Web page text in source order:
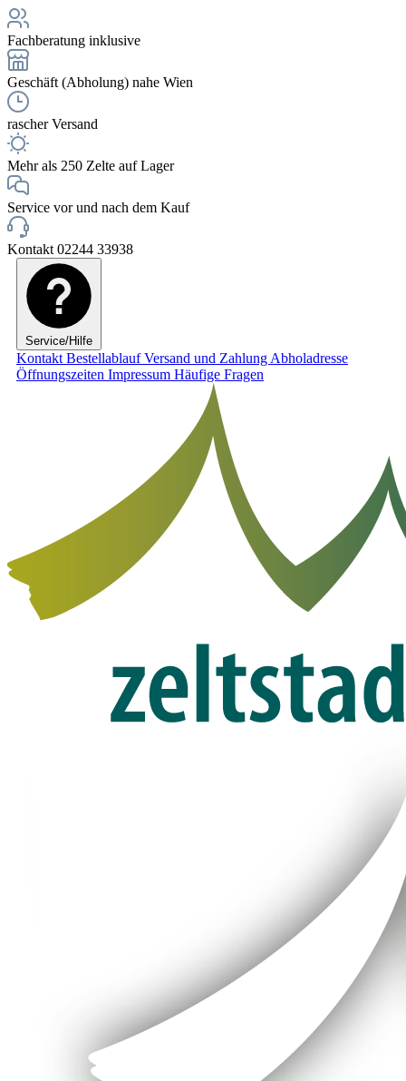
Fachberatung inklusive
Geschäft (Abholung) nahe Wien
rascher Versand
Mehr als 250 Zelte auf Lager
Service vor und nach dem Kauf
Kontakt 02244 33938
Service/Hilfe
Kontakt BestellablaufVersand und Zahlung Abholadresse
Öffnungszeiten Impressum Häufige Fragen